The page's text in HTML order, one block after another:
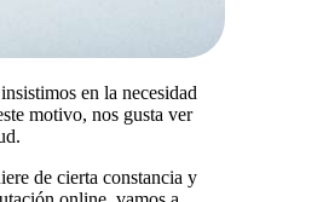
en la necesidad
motivo, nos gusta ver
de cierta constancia y